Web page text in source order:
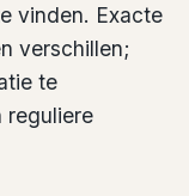
vinden. Exacte
verschillen;
te
reguliere